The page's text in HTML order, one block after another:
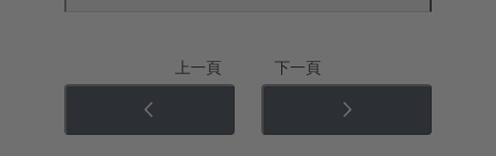
上一頁 下一頁